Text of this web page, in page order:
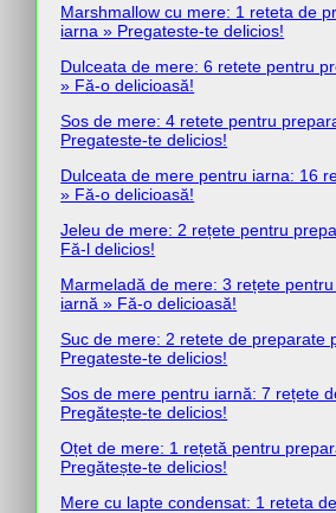
Marshmallow cu mere: 1 reteta de
iarna » Pregateste-te delicios!
Dulceata de mere: 6 retete pentru
» Fă-o delicioasă!
Sos de mere: 4 retete pentru
Pregateste-te delicios!
Dulceata de mere pentru iarna: 16
» Fă-o delicioasă!
Jeleu de mere: 2 rețete pentru
Fă-l delicios!
Marmeladă de mere: 3 rețete
iarnă » Fă-o delicioasă!
Suc de mere: 2 retete de preparate
Pregateste-te delicios!
Sos de mere pentru iarnă: 7 rețete
Pregătește-te delicios!
Oțet de mere: 1 rețetă pentru
Pregătește-te delicios!
Mere cu lapte condensat: 1 reteta